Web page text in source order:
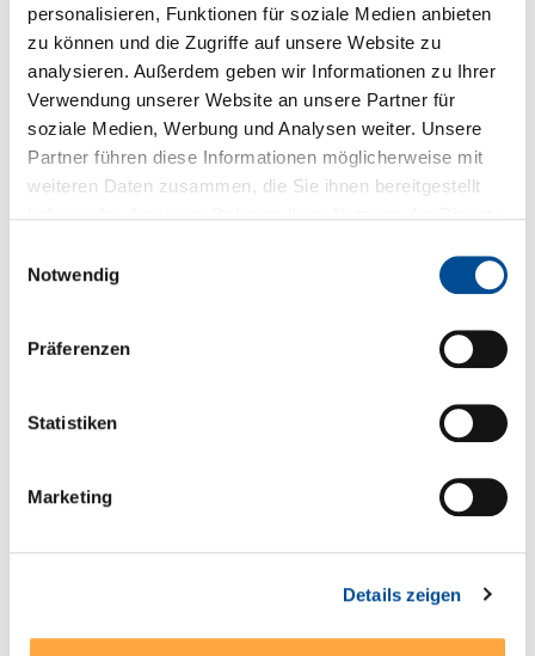
personalisieren, Funktionen für soziale Medien anbieten
zu können und die Zugriffe auf unsere Website zu
analysieren. Außerdem geben wir Informationen zu Ihrer
Verwendung unserer Website an unsere Partner für
soziale Medien, Werbung und Analysen weiter. Unsere
Partner führen diese Informationen möglicherweise mit
weiteren Daten zusammen, die Sie ihnen bereitgestellt
Notwendig
Präferenzen
Statistiken
Marketing
Details zeigen
Downloads zum Produkt
Fragen zum Produkt
Sie haben Fragen zum Produkt?
* Weitbereichseingang 85-264 VAC (85-305 VAC